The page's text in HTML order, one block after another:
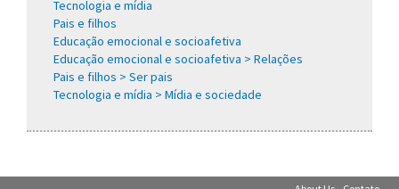
Tecnologia e mídia
Pais e filhos
Educação emocional e socioafetiva
Educação emocional e socioafetiva > Relações
Pais e filhos > Ser pais
Tecnologia e mídia > Mídia e sociedade